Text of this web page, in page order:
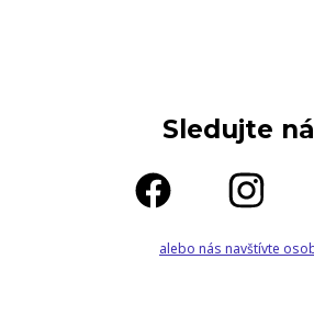
Sledujte
alebo nás navštívte